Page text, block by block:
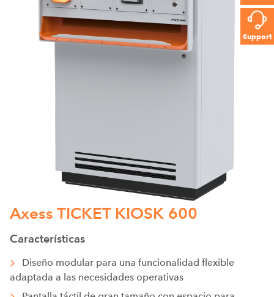
Support
Axess TICKET KIOSK 600
Características
Diseño modular para una funcionalidad flexible
adaptada a las necesidades operativas